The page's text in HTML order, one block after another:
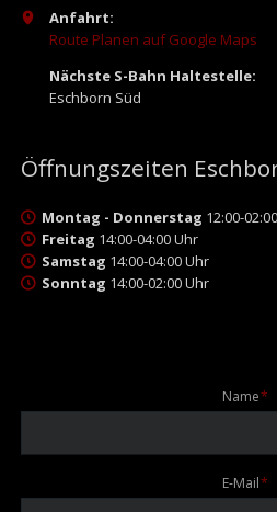
Anfahrt:
Route Planen auf Google Maps
Nächste S-Bahn Haltestelle:
Eschborn Süd
Öffnungszeiten
Montag - Donnerstag 12:00-
Freitag 14:00-04:00 Uhr
Samstag 14:00-04:00 Uhr
Sonntag 14:00-02:00 Uhr
Pflichtfeld
Name*
Pflichtfeld
E-Mail*